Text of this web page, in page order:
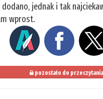
jednak i tak
wprost.
pozostało do